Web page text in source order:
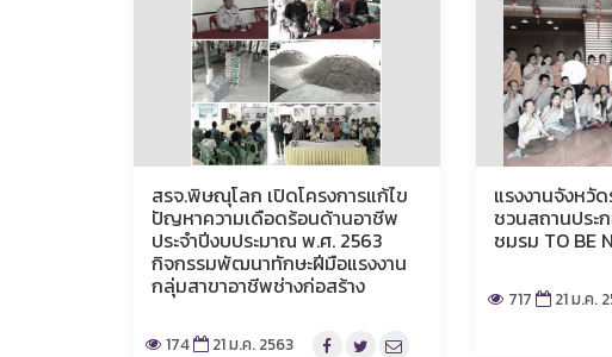
สรจ.พิษณุโลก เปิดโครงการแก้ไข
ปัญหาความเดือดร้อนด้านอาชีพ
ประจำปีงบประมาณ พ.ศ. 2563
กิจกรรมพัฒนาทักษะฝีมือแรงงาน
กลุ่มสาขาอาชีพช่างก่อสร้าง
174 21 ม.ค. 2563
แรงงานจังหวั
ชวนสถานประ
ชมรม TO BE
717 21 ม.ค.